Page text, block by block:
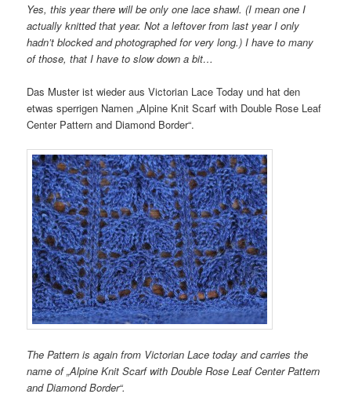
Yes, this year there will be only one lace shawl. (I mean one I
actually knitted that year. Not a leftover from last year I only
hadn’t blocked and photographed for very long.) I have to many
of those, that I have to slow down a bit…
Das Muster ist wieder aus Victorian Lace Today und hat den
etwas sperrigen Namen „Alpine Knit Scarf with Double Rose Leaf
Center Pattern and Diamond Border“.
The Pattern is again from Victorian Lace today and carries the
name of „Alpine Knit Scarf with Double Rose Leaf Center Pattern
and Diamond Border“.